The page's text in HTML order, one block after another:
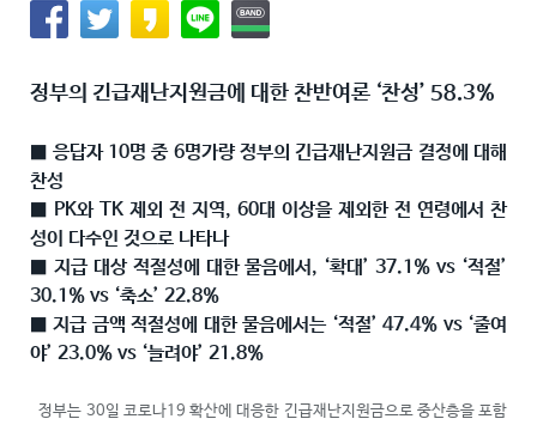
정부의 긴급재난지원금에 대한 찬반여론 ‘찬성’ 58.3%
■ 응답자 10명 중 6명가량 정부의 긴급재난지원금 결정에 대해
찬성
■ PK와 TK 제외 전 지역, 60대 이상을 제외한 전 연령에서 찬
성이 다수인 것으로 나타나
■ 지급 대상 적절성에 대한 물음에서, ‘확대’ 37.1% vs ‘적절’
30.1% vs ‘축소’ 22.8%
■ 지급 금액 적절성에 대한 물음에서는 ‘적절’ 47.4% vs ‘줄여
야’ 23.0% vs ‘늘려야’ 21.8%
정부는 30일 코로나19 확산에 대응한 긴급재난지원금으로 중산층을 포함